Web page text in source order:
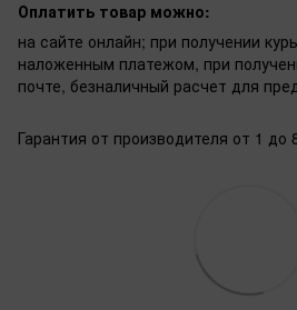
Оплатить товар можно:
на сайте онлайн; при получении
наложенным платежом, при
почте, безналичный расчет для
Гарантия от производителя от 1 до